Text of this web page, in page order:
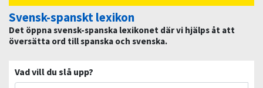
Svensk-spanskt lexikon
Det öppna svensk-spanska lexikonet där vi hjälps åt att
översätta ord till spanska och svenska.
Vad vill du slå upp?